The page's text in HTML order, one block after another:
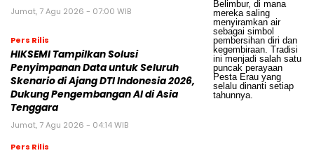
Jumat, 7 Agu 2026 - 07:00 WIB
Pers Rilis
HIKSEMI Tampilkan Solusi
Penyimpanan Data untuk Seluruh
Skenario di Ajang DTI Indonesia 2026,
Dukung Pengembangan AI di Asia
Tenggara
Jumat, 7 Agu 2026 - 04:14 WIB
Pers Rilis